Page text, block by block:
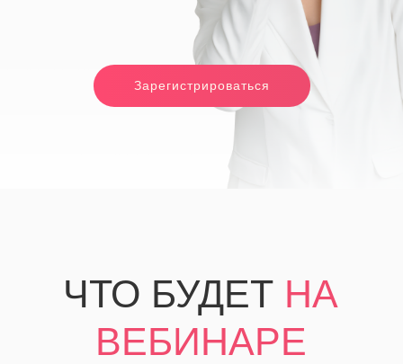
Зарегистрироваться
ЧТО БУДЕТ НА
ВЕБИНАРЕ